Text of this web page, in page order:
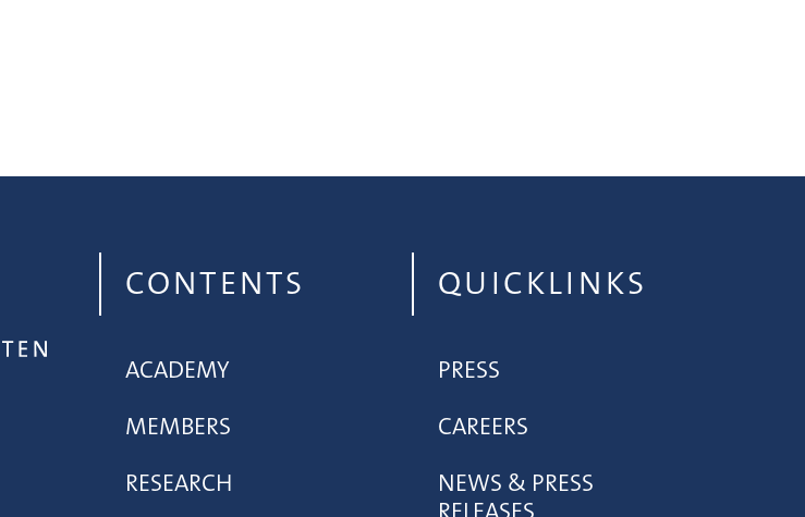
CONTENTS
ACADEMY
MEMBERS
RESEARCH
QUICKLINKS
PRESS
CAREERS
NEWS & PRESS